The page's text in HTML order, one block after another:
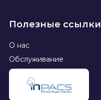
Полезные ссылки
О нас
Обслуживание